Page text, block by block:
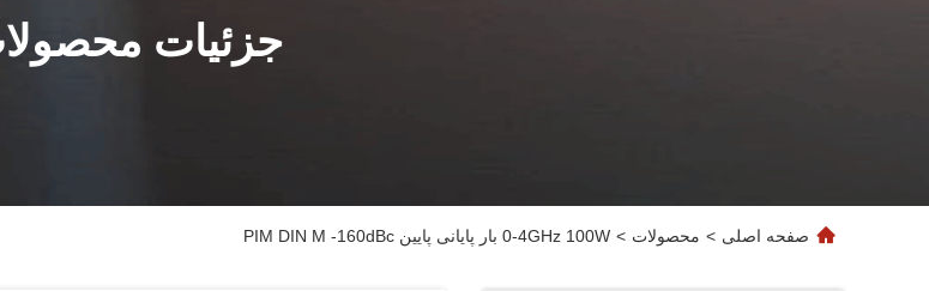
جزئیات
صفحه اصلی > محصولات > 0-4GHz 100W بار پایانی پایین PIM DIN M -160dBc